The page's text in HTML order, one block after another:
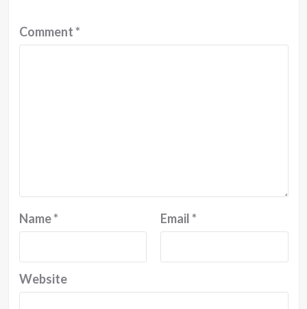
Comment*
Name* Email*
Website